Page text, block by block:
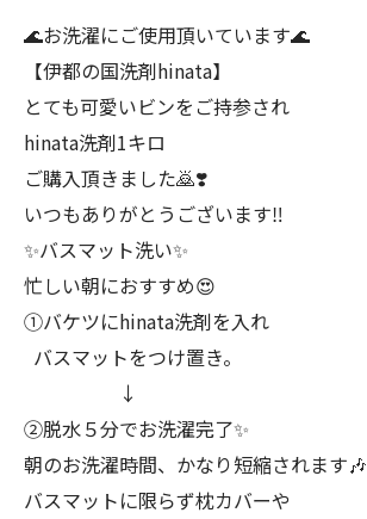
🌊お洗濯にご使用頂いています🌊
【伊都の国洗剤hinata】
とても可愛いビンをご持参され
hinata洗剤1キロ
ご購入頂きました🙇❣️
いつもありがとうございます‼️
✨バスマット洗い✨
忙しい朝におすすめ😍
①バケツにhinata洗剤を入れ
バスマットをつけ置き。
↓
②脱水５分でお洗濯完了✨
朝のお洗濯時間、かなり短縮されます🎶
バスマットに限らず枕カバーや